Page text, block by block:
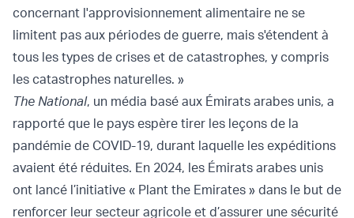
concernant l'approvisionnement alimentaire ne se
limitent pas aux périodes de guerre, mais s'étendent à
tous les types de crises et de catastrophes, y compris
les catastrophes naturelles. »
The National, un média basé aux Émirats arabes unis, a
rapporté que le pays espère tirer les leçons de la
pandémie de COVID-19, durant laquelle les expéditions
avaient été réduites. En 2024, les Émirats arabes unis
ont lancé l’initiative « Plant the Emirates » dans le but de
renforcer leur secteur agricole et d’assurer une sécurité